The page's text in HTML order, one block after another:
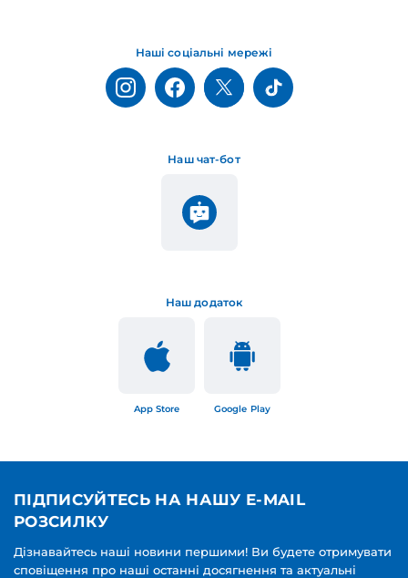
Наш додаток
App Store Google Play
Наш чат-бот
Наші соціальні мережі
ПІДПИСУЙТЕСЬ НА НАШУ E-MAIL
РОЗСИЛКУ
Дізнавайтесь наші новини першими! Ви будете отримувати
сповіщення про наші останні досягнення та актуальні